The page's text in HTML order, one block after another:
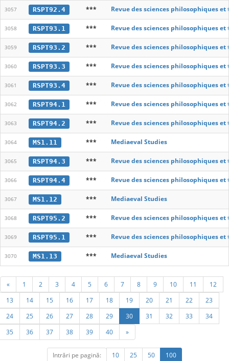
3057 RSPT92.4 *** Revue des sciences philosophiques
3058 RSPT93.1 *** Revue des sciences philosophiques
3059 RSPT93.2 *** Revue des sciences philosophiques
3060 RSPT93.3 *** Revue des sciences philosophiques
3061 RSPT93.4 *** Revue des sciences philosophiques
3062 RSPT94.1 *** Revue des sciences philosophiques
3063 RSPT94.2 *** Revue des sciences philosophiques
3064 MS1.11 *** Mediaeval Studies
3065 RSPT94.3 *** Revue des sciences philosophiques
3066 RSPT94.4 *** Revue des sciences philosophiques
3067 MS1.12 *** Mediaeval Studies
3068 RSPT95.2 *** Revue des sciences philosophiques
3069 RSPT95.1 *** Revue des sciences philosophiques
3070 MS1.13 *** Mediaeval Studies
« 1 2 3 4 5 6 7 8 9 10 11
12
13
14 15 16 17 18 19 20 21 22
23
24
25 26 27 28 29 30 31 32 33
34
35
36 37 38 39 40 »
Intrări pe pagină: 10 25 50 100